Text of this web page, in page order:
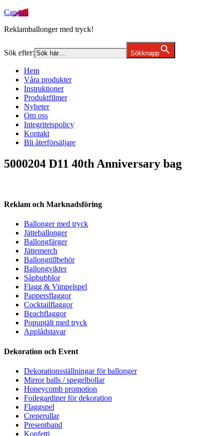
Candab
Reklamballonger med tryck!
Sök efter: Sökknapp
Hem
Våra produkter
Instruktioner
Produktfilmer
Nyheter
Om oss
Integritetspolicy
Kontakt
Bli återförsäljare
5000204 D11 40th Anniversary bag
Reklam och Marknadsföring
Ballonger med tryck
Jätteballonger
Ballongfärger
Jättemerch
Ballongtillbehör
Ballongvikter
Såpbubblor
Flagg & Vimpelspel
Pappersflaggor
Cocktailflaggor
Beachflaggor
Popuptält med tryck
Applådstavar
Dekoration och Event
Dekorationsställningar för ballonger
Mirror balls / spegelbollar
Honeycomb promotion
Foilegardiner för dekoration
Flaggspel
Creperullar
Presentband
Konfetti